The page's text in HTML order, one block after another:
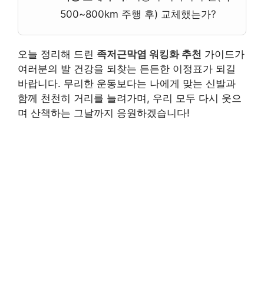
500~800km 주행 후) 교체했는가?
오늘 정리해 드린 족저근막염 워킹화 추천 가이드가
여러분의 발 건강을 되찾는 든든한 이정표가 되길
바랍니다. 무리한 운동보다는 나에게 맞는 신발과
함께 천천히 거리를 늘려가며, 우리 모두 다시 웃으
며 산책하는 그날까지 응원하겠습니다!